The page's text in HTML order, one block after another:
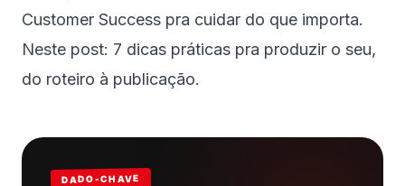
Customer Success pra cuidar do que importa.
Neste post: 7 dicas práticas pra produzir o seu,
do roteiro à publicação.
DADO-CHAVE